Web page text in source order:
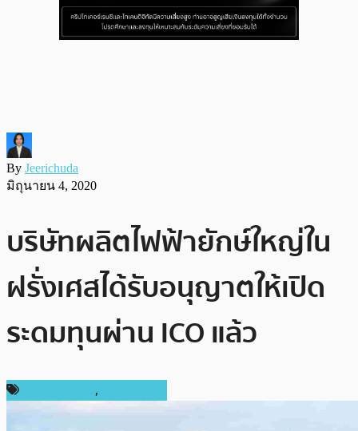
By Jeerichuda
มิถุนายน 4, 2020
บริษัทผลิตไฟฟ้ายักษ์ใหญ่ใน
ฝรั่งเศสได้รับอนุญาตให้เปิด
ระดมทุนผ่าน ICO แล้ว
,